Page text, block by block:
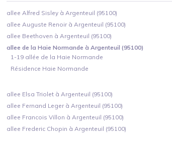
allee Alfred Sisley à Argenteuil (95100)
allee Auguste Renoir à Argenteuil (95100)
allee Beethoven à Argenteuil (95100)
allee de la Haie Normande à Argenteuil (95100)
1-19 allée de la Haie Normande
Résidence Haie Normande
allee Elsa Triolet à Argenteuil (95100)
allee Fernand Leger à Argenteuil (95100)
allee Francois Villon à Argenteuil (95100)
allee Frederic Chopin à Argenteuil (95100)